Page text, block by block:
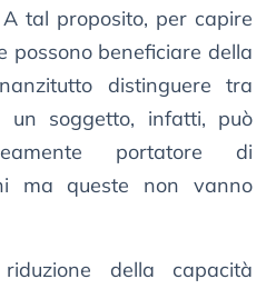
tal proposito, per capire
possono beneficiare della
distinguere tra
un soggetto, infatti, può
portatore di
ma queste non vanno
della capacità